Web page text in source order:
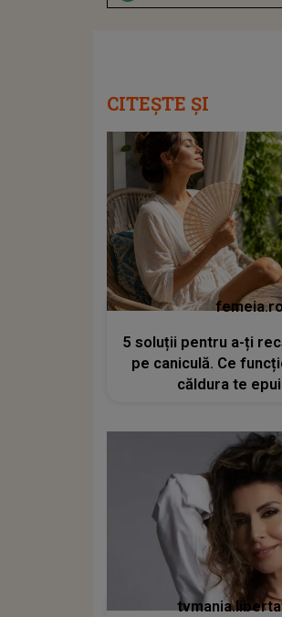
CITEȘTE ȘI
5 soluții pentru a-ți
pe caniculă. Ce
căldura te